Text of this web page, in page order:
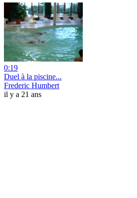
0:19
Duel à la piscine...
Frederic Humbert
il y a 21 ans